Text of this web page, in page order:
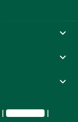
Nachhaltigkeit